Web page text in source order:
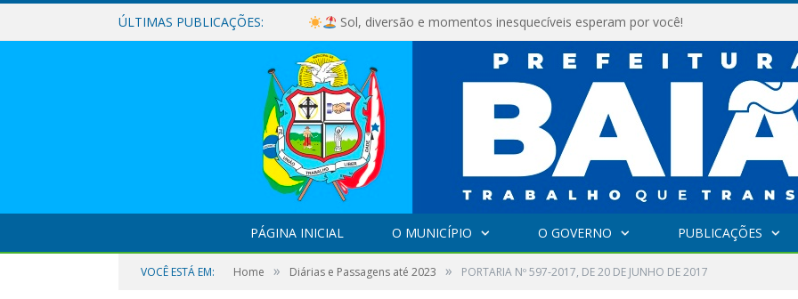
ÚLTIMAS PUBLICAÇÕES: Sol, diversão e momentos inesquecíveis esperam por você!
PÁGINA INICIAL O MUNICÍPIO O GOVERNO PUBLICAÇÕES
VOCÊ ESTÁ EM: Home » Diárias e Passagens até 2023 » PORTARIA Nº 597-2017, DE 20 DE JUNHO DE 2017